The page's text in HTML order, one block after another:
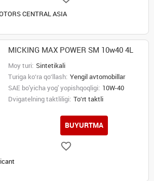
CENTRAL ASIA
MICKING MAX POWER SM 10w40 4L
Moy turi: Sintetikali
Turiga ko‘ra qo‘llash: Yengil avtomobillar
SAE bo'yicha yog' yopishqoqligi: 10W-40
Dvigatelning taktliligi: To‘rt taktli
BUYURTMA